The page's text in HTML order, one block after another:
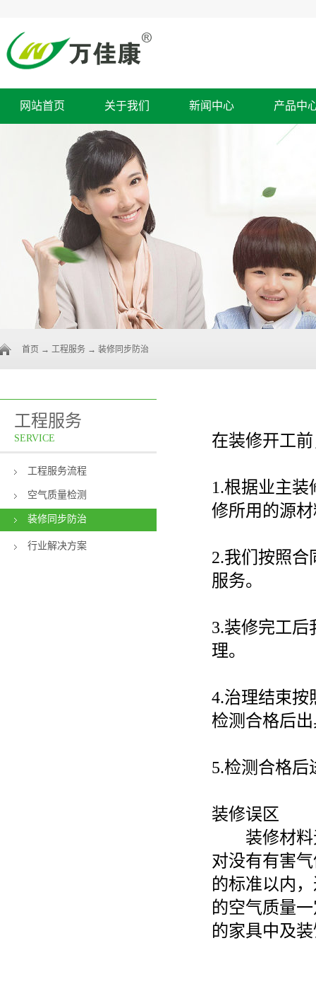
网站首页 关于我们 新闻中心 产品中
工程服务
SERVICE
工程服务流程
空气质量检测
装修同步防治
行业解决方案
首页 → 工程服务 → 装修同步防治
在装修开工
1.根据业主装
修所用的源
2.我们按照合
服务。
3.装修完工后
理。
4.治理结束按
检测合格后
5.检测合格后
装修误区
装修材料无
对没有有害
的标准以内
的空气质量
的家具中及